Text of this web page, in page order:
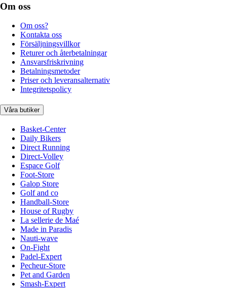
Om oss
Om oss?
Kontakta oss
Försäljningsvillkor
Returer och återbetalningar
Ansvarsfriskrivning
Betalningsmetoder
Priser och leveransalternativ
Integritetspolicy
Våra butiker
Basket-Center
Daily Bikers
Direct Running
Direct-Volley
Espace Golf
Foot-Store
Galop Store
Golf and co
Handball-Store
House of Rugby
La sellerie de Maé
Made in Paradis
Nauti-wave
On-Fight
Padel-Expert
Pecheur-Store
Pet and Garden
Smash-Expert